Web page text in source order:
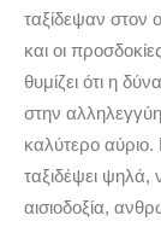
ταξίδεψαν στον
και οι
θυμίζει ότι η
στην
καλύτερο
ταξιδέψει ψηλά,
αισιοδοξία,